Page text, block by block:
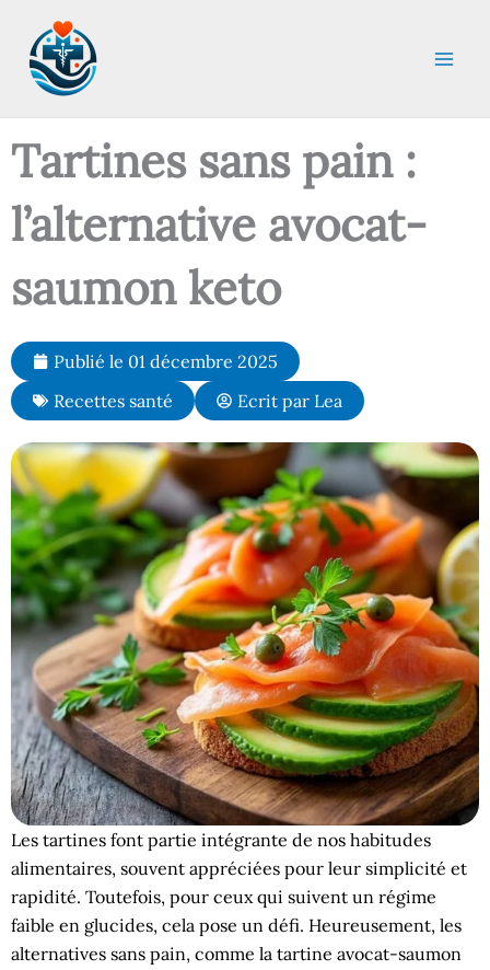
contenu
Tartines sans pain :
l’alternative avocat-
saumon keto
Publié le 01 décembre 2025
Recettes santé
Ecrit par Lea
Les tartines font partie intégrante de nos habitudes
alimentaires, souvent appréciées pour leur simplicité et
rapidité. Toutefois, pour ceux qui suivent un régime
faible en glucides, cela pose un défi. Heureusement, les
alternatives sans pain, comme la tartine avocat-saumon